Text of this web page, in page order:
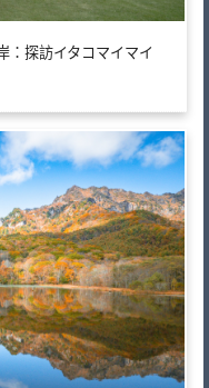
：探訪イタコマイマイ